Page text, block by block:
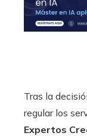
Tras la
regular los
Expertos